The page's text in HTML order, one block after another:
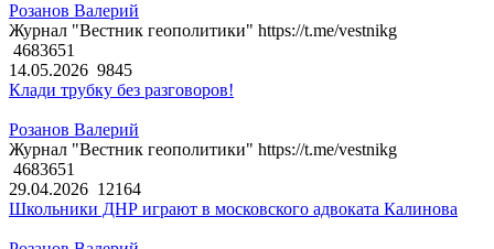
Розанов Валерий
Журнал "Вестник геополитики" https://t.me/vestnikg
4683651
14.05.2026 9845
Клади трубку без разговоров!
Розанов Валерий
Журнал "Вестник геополитики" https://t.me/vestnikg
4683651
29.04.2026 12164
Школьники ДНР играют в московского адвоката Калинова